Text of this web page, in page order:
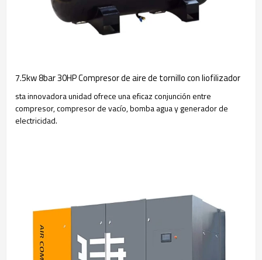
7.5kw 8bar 30HP Compresor de aire de tornillo con liofilizador
sta innovadora unidad ofrece una eficaz conjunción entre
compresor, compresor de vacío, bomba agua y generador de
electricidad.